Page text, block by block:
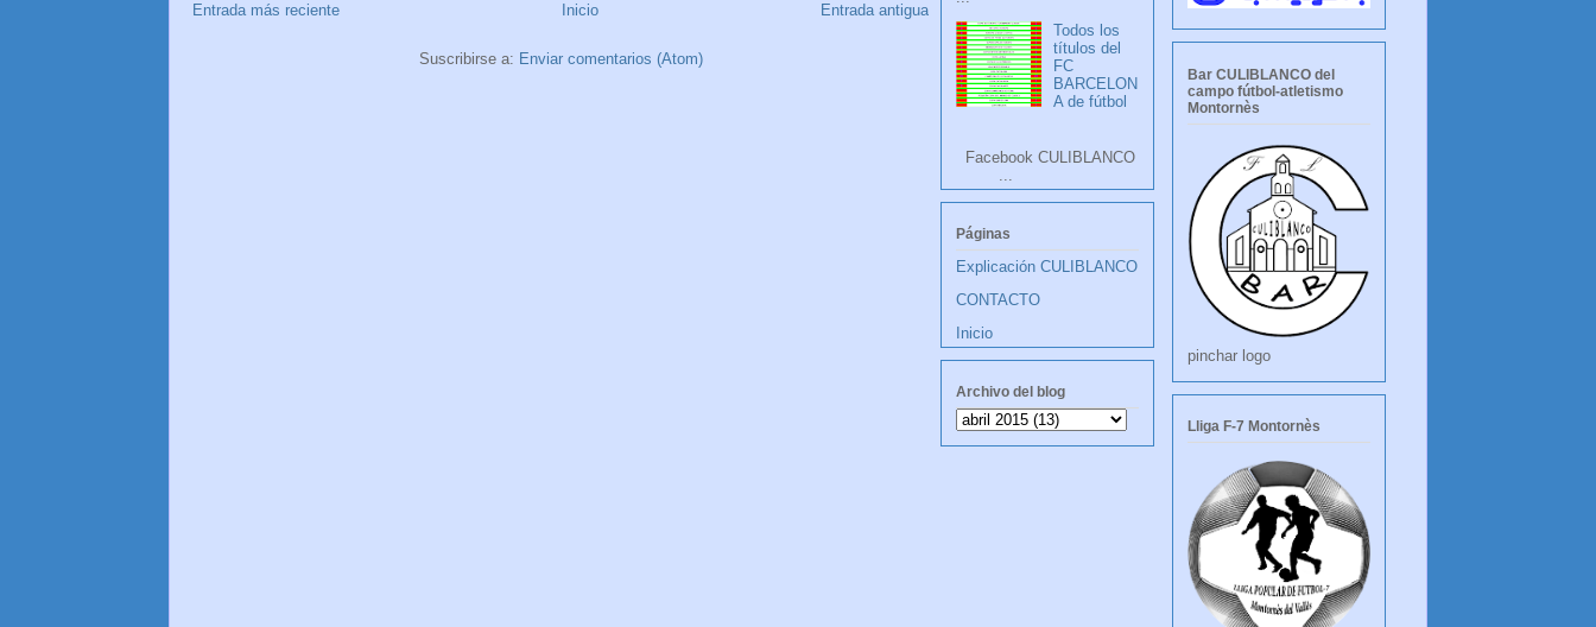
Entrada más reciente Entrada antigua
Inicio
Suscribirse a: Enviar comentarios (Atom)
Todos los
títulos del
FC
BARCELON
A de fútbol
Facebook CULIBLANCO
...
Páginas
Explicación CULIBLANCO
CONTACTO
Inicio
Archivo del blog
Bar CULIBLANCO del
campo fútbol-atletismo
Montornès
pinchar logo
Lliga F-7 Montornès